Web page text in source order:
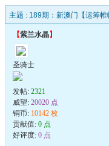
主题 : 189期：新澳门【运筹
【紫兰水晶】
圣骑士
发帖: 2321
威望: 20020 点
铜币: 10142 枚
贡献值: 0 点
好评度: 0 点